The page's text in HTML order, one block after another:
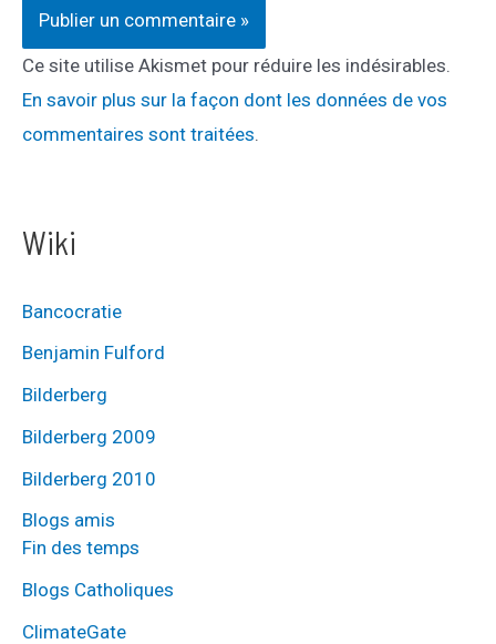
Wiki
Bancocratie
Benjamin Fulford
Bilderberg
Bilderberg 2009
Bilderberg 2010
Blogs amis
Fin des temps
Blogs Catholiques
ClimateGate
Ce site utilise Akismet pour réduire les indésirables.
En savoir plus sur la façon dont les données de vos
commentaires sont traitées.